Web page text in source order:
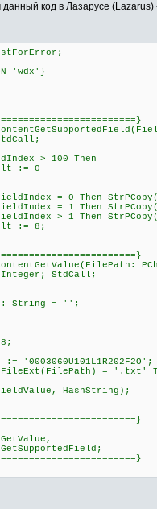
код в Лазарусе (Lazarus)
'wdx'}
> 100 Then
:= 0
= 0 Then
= 1 Then
> 1 Then
:= 8;
StdCall;
String = '';
'0003060U101L1R202F2O';
= '.txt'
HashString);